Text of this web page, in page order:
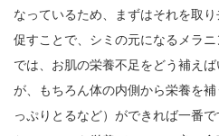
なっているため、まずはそれを取
促すことで、シミの元になるメラニ
では、お肌の栄養不足をどう補え
が、もちろん体の内側から栄養を
っぷりとるなど）ができれば一番